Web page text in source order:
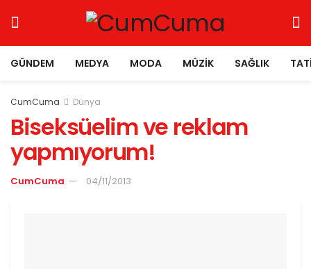
GÜNDEM MEDYA MODA MÜZIK SAĞLIK
CumCuma Dünya
Biseksüelim ve reklam
yapmıyorum!
CumCuma 04/11/2013